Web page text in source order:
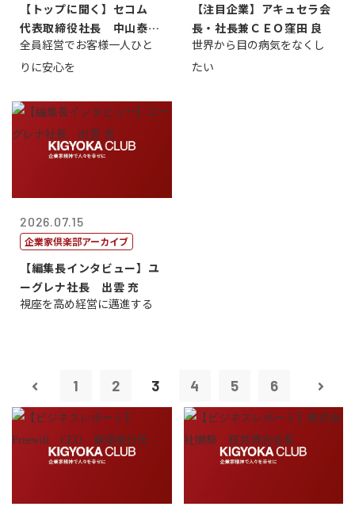
【トップに聞く】セコム
代表取締役社長 中山泰
男
全員経営でお客様一人ひと
りに安心を
【注目企業】アキュセラ会
長・社長兼ＣＥＯ窪田 良
世界から目の病気をなくし
たい
2026.07.15
企業家倶楽部アーカイブ
【編集長インタビュー】ユ
ーグレナ社長 出雲 充
視座を高め経営に邁進する
1 2 3 4 5 6